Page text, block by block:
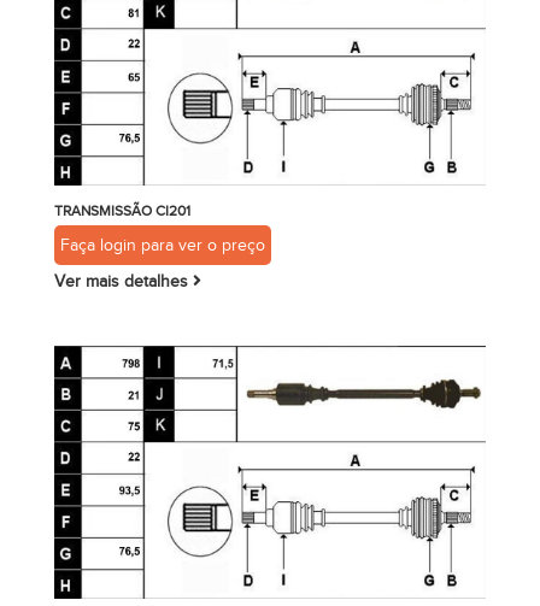
TRANSMISSÃO CI201
Faça login para ver o preço
Ver mais detalhes